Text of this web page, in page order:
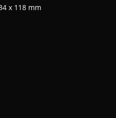
x 118 mm